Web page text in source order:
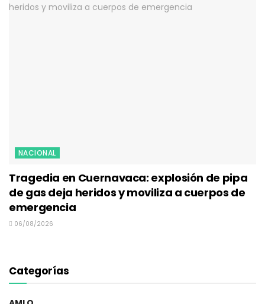
NACIONAL
Tragedia en Cuernavaca: explosión de pipa
de gas deja heridos y moviliza a cuerpos de
emergencia
06/08/2026
Categorías